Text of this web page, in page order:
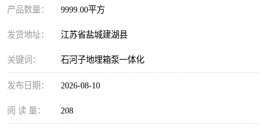
产品数量： 9999.00平方
发货地址： 江苏省盐城建湖县
关键词： 石河子地埋箱泵一体化
发布日期： 2026-08-10
阅 读 量： 208